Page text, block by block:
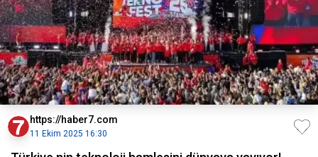
https://haber7.com
11 Ekim 2025 16:30